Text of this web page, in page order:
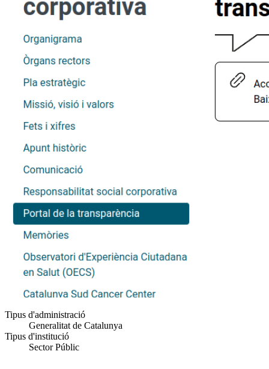
Tipus d'administració
Generalitat de Catalunya
Tipus d'institució
Sector Públic